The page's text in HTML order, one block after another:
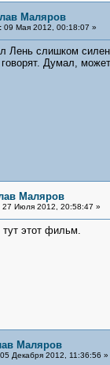
Маляров
09 Мая 2012, 00:18:07 »
Лень слишком
Думал,
Маляров
27 Июля 2012, 20:58:47 »
этот фильм.
Маляров
Декабря 2012, 11:36:56 »